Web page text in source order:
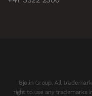
Bjelin Group. All
right to use any trademarks